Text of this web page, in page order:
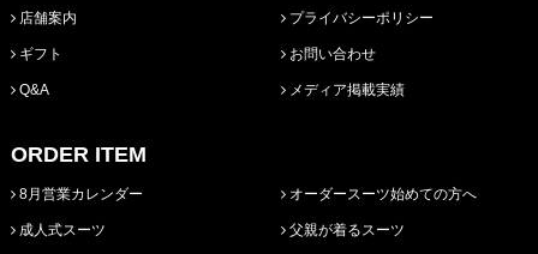
店舗案内
ギフト
Q&A
プライバシーポリシー
お問い合わせ
メディア掲載実績
ORDER ITEM
8月営業カレンダー
成人式スーツ
オーダースーツ始めての方へ
父親が着るスーツ